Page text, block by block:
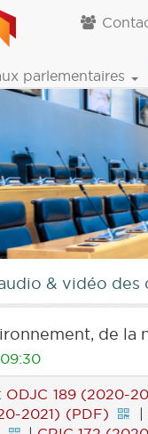
parlementaires
& vidéo des
de
ODJC 189 (2020-
2021) (PDF) |